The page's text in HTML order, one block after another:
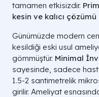
tamamen etkisizdir.
kesin ve kalıcı
Günümüzde modern
kesildiği eski usul
gömmüştür. Minimal
sayesinde, sadece
1.5-2 santimetrelik
girilir. Ameliyat